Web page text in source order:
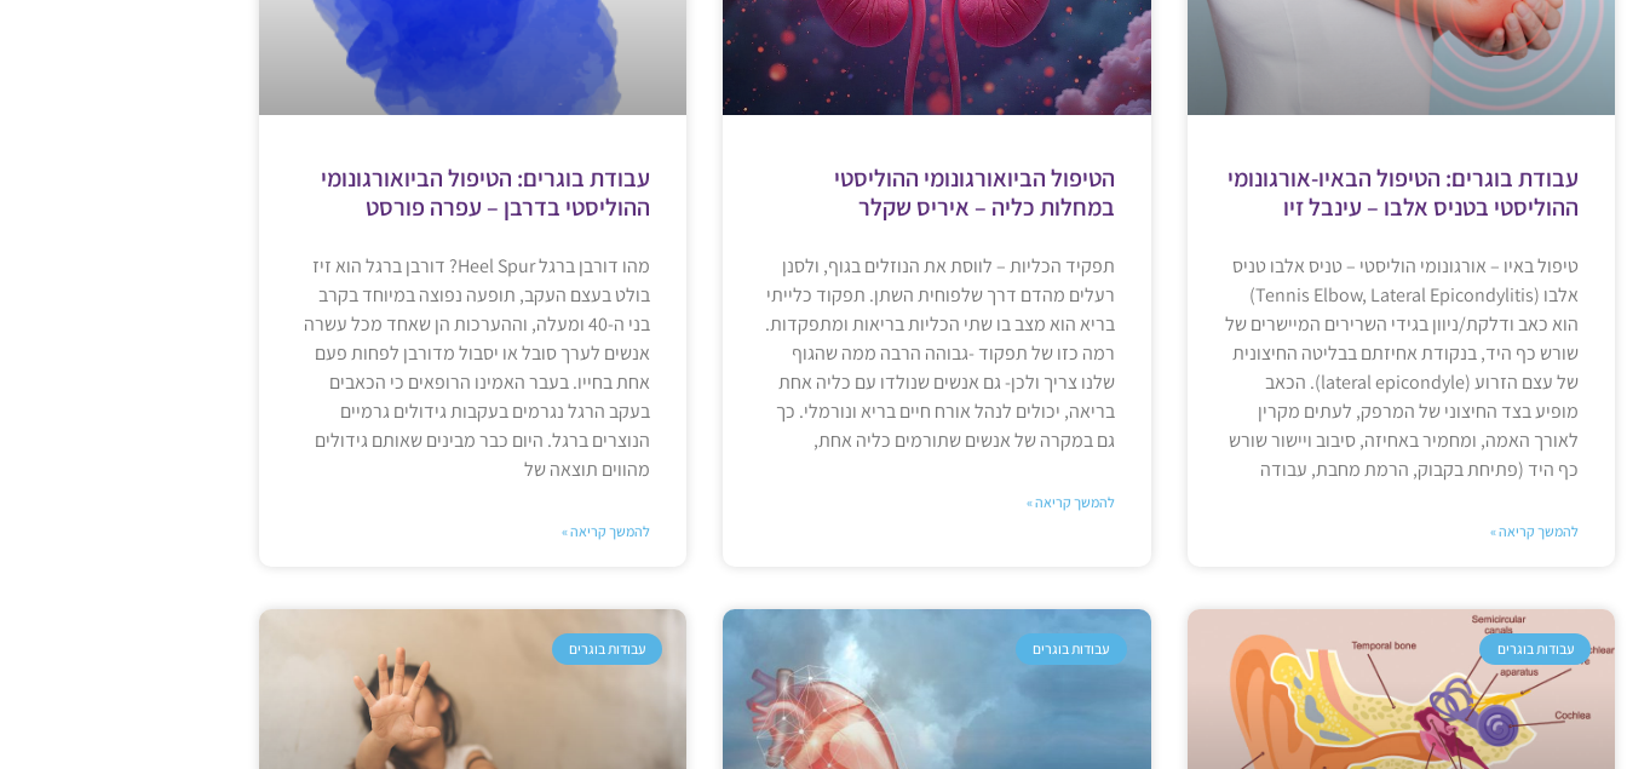
עבודת בוגרים: הטיפול הבאיו-אורגונומי
ההוליסטי בטניס אלבו – עינבל זיו
טיפול באיו – אורגונומי הוליסטי – טניס אלבו טניס
אלבו (Tennis Elbow, Lateral Epicondylitis)
הוא כאב ודלקת/ניוון בגידי השרירים המיישרים של
שורש כף היד, בנקודת אחיזתם בבליטה החיצונית
של עצם הזרוע (lateral epicondyle). הכאב
מופיע בצד החיצוני של המרפק, לעתים מקרין
לאורך האמה, ומחמיר באחיזה, סיבוב ויישור שורש
כף היד (פתיחת בקבוק, הרמת מחבת, עבודה
להמשך קריאה »
הטיפול הביואורגונומי ההוליסטי
במחלות כליה – איריס שקלר
תפקיד הכליות – לווסת את הנוזלים בגוף, ולסנן
רעלים מהדם דרך שלפוחית השתן. תפקוד כלייתי
בריא הוא מצב בו שתי הכליות בריאות ומתפקדות.
רמה כזו של תפקוד -גבוהה הרבה ממה שהגוף
שלנו צריך ולכן- גם אנשים שנולדו עם כליה אחת
בריאה, יכולים לנהל אורח חיים בריא ונורמלי. כך
גם במקרה של אנשים שתורמים כליה אחת,
להמשך קריאה »
עבודת בוגרים: הטיפול הביואורגונומי
ההוליסטי בדרבן – עפרה פורסט
מהו דורבן ברגל Heel Spur? דורבן ברגל הוא זיז
בולט בעצם העקב, תופעה נפוצה במיוחד בקרב
בני ה-40 ומעלה, וההערכות הן שאחד מכל עשרה
אנשים לערך סובל או יסבול מדורבן לפחות פעם
אחת בחייו. בעבר האמינו הרופאים כי הכאבים
בעקב הרגל נגרמים בעקבות גידולים גרמיים
הנוצרים ברגל. היום כבר מבינים שאותם גידולים
מהווים תוצאה של
להמשך קריאה »
עבודות בוגרים עבודות בוגרים עבודות בוגרים